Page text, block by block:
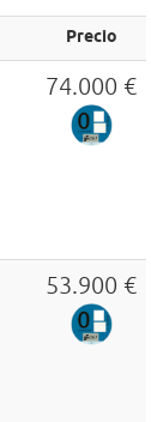
Precio
74.000 €
53.900 €